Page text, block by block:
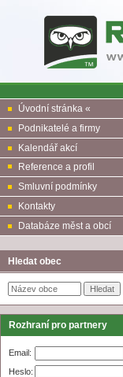
Úvodní stránka «
Podnikatelé a firmy
Kalendář akcí
Reference a profil
Smluvní podmínky
Kontakty
Databáze měst a obcí
Hledat obec
Rozhraní pro partnery
Email:
Heslo: